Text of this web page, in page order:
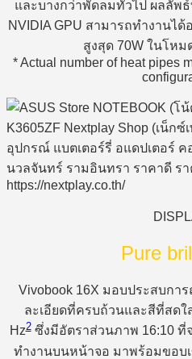
และบางกว่าพัดลมทั่วไป ผลลัพธ์
NVIDIA GPU สามารถทำงานไ
สูงสุด 70W ในโหม
* Actual number of heat pipes
Pure
Vivobook 16X มอบประสบก
ละเอียดที่ครบถ้วนและสีที่สดใ
Hz2ซึ่งมีอัตราส่วนภาพ 16:10
ทำงานบนหน้าจอ มาพร้อมขอบ